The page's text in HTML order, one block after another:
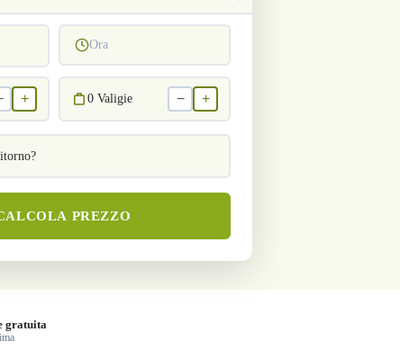
Ora
+ 0 Valigie − +
PREZZO
gratuita